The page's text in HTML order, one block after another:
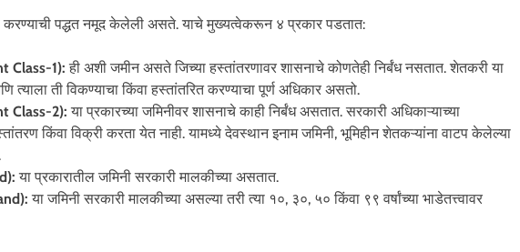
करण्याची पद्धत नमूद केलेली असते. याचे मुख्यत्वेकरून ४ प्रकार पडतात:
Class-1): ही अशी जमीन असते जिच्या हस्तांतरणावर शासनाचे कोणतेही निर्बंध नसतात. शेतकरी या
त्याला ती विकण्याचा किंवा हस्तांतरित करण्याचा पूर्ण अधिकार असतो.
Class-2): या प्रकारच्या जमिनीवर शासनाचे काही निर्बंध असतात. सरकारी अधिकाऱ्याच्या
किंवा विक्री करता येत नाही. यामध्ये देवस्थान इनाम जमिनी, भूमिहीन शेतकऱ्यांना वाटप केलेल्या
या प्रकारातील जमिनी सरकारी मालकीच्या असतात.
या जमिनी सरकारी मालकीच्या असल्या तरी त्या १०, ३०, ५० किंवा ९९ वर्षांच्या भाडेतत्त्वावर